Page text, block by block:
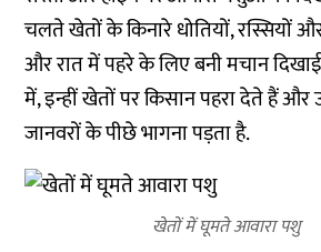
चलते खेतों के किनारे धोतियों, रस्सियों
और रात में पहरे के लिए बनी मचान दिखाई
में, इन्हीं खेतों पर किसान पहरा देते हैं
जानवरों के पीछे भागना पड़ता है.
खेतों में घूमते आवारा पशु